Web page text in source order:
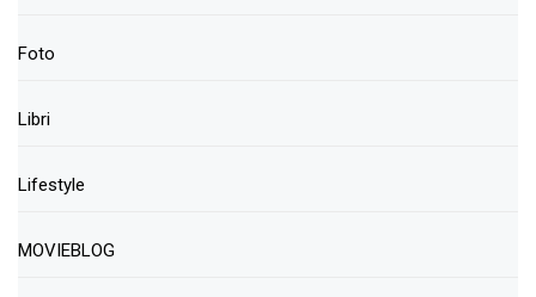
Foto
Libri
Lifestyle
MOVIEBLOG